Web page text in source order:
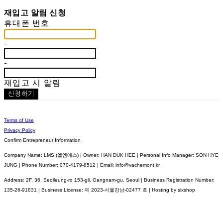
재입고 알림 신청
휴대폰 번호
-
-
재입고 시 알림
신청하기
Terms of Use
Privacy Policy
Confirm Entrepreneur Information
Company Name: LMS (엘엠에스) | Owner: HAN DUK HEE | Personal Info Manager: SON HYE
JUNG | Phone Number: 070-4179-8512 | Email: info@vachemont.kr
Address: 2F, 36, Seolleung-ro 153-gil, Gangnam-gu, Seoul | Business Registration Number:
135-26-91831 | Business License: 제 2023-서울강남-02477 호 | Hosting by sixshop